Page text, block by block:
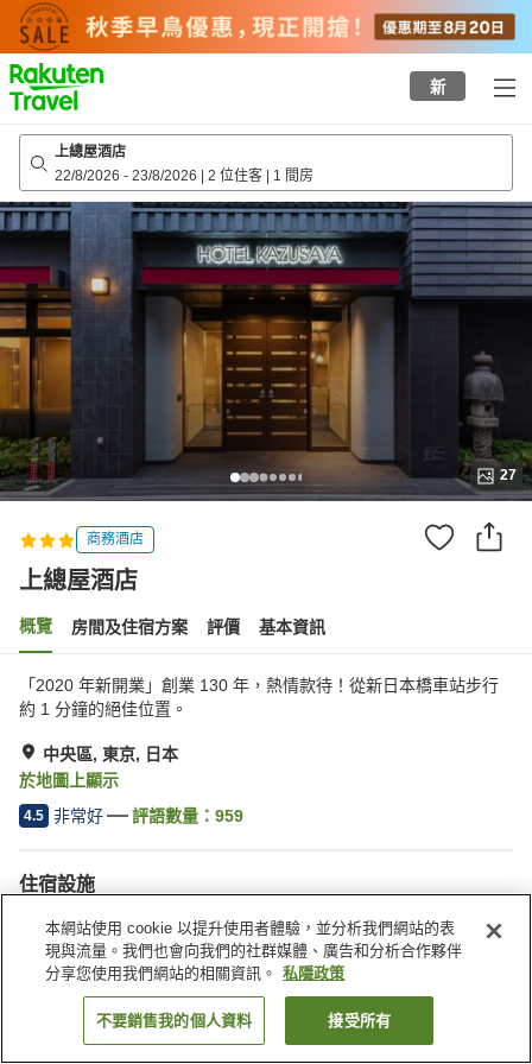
to
top
page
新
上總屋酒店
22/8/2026 - 23/8/2026 | 2 位住客 | 1 間房
27
商務酒店
上總屋酒店
概覽 房間及住宿方案 評價 基本資訊
「2020 年新開業」創業 130 年，熱情款待！從新日本橋車站步行
約 1 分鐘的絕佳位置。
中央區, 東京, 日本
於地圖上顯示
4.5 非常好 評語數量： 959
住宿設施
停車場
水療/美容院
餐廳
自動販賣機
找客房
本網站使用 cookie 以提升使用者體驗，並分析我們網站的表
現與流量。我們也會向我們的社群媒體、廣告和分析合作夥伴
分享您使用我們網站的相關資訊。
私隱政策
不要銷售我的個人資料 接受所有